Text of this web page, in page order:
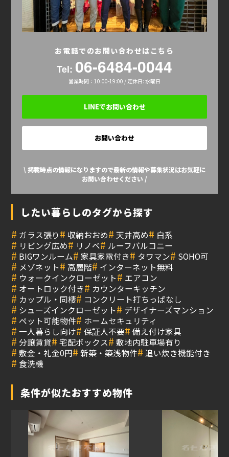
お電話でのお問い合わせはこちら
Tel: 06-6484-0044
営業時間：10:00-19:00 / 定休日: 水曜日
LINEでお問い合わせ
お問い合わせ
\ 掲載時点の情報になりますので最新の情報や募集状況はお気軽に
お問い合わせください /
したい暮らしのタグから探す
# ガラス張り# 収納おおめ# 天井高め# 白系
# リビング広め# リノベ# ルーフバルコニー
# BIGワンルーム# 家具家電付き# タワマン# SOHO可
# メゾネット# 高層階# インターネット無料
# ウォークインクローゼット# エアコン
# オートロック付き# カウンターキッチン
# カップル・同棲# コンクリート打ちっぱなし
# シューズインクローゼット# デザイナーズマンション
# ペット可能物件# ホームセキュリティ
# 一人暮らし向け# 保証人不要# 備え付け家具
# 分譲賃貸# 宅配ボックス# 敷地内駐車場有り
# 敷金・礼金0円# 新築・築浅物件# 追い炊き機能付き
# 食洗機
条件が似たおすすめ物件